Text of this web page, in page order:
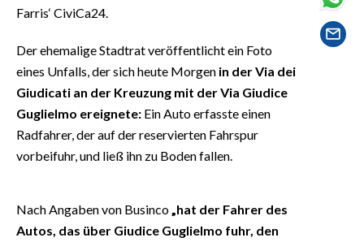
#CARAUNIONE
INSULARITÀ
FOTO
VIDEO
Farris‘ CiviCa24.
Der ehemalige Stadtrat veröffentlicht ein Foto
eines Unfalls, der sich heute Morgen in der Via dei
Giudicati an der Kreuzung mit der Via Giudice
Guglielmo ereignete: Ein Auto erfasste einen
Radfahrer, der auf der reservierten Fahrspur
vorbeifuhr, und ließ ihn zu Boden fallen.
Nach Angaben von Businco „hat der Fahrer des
Autos, das über Giudice Guglielmo fuhr, den